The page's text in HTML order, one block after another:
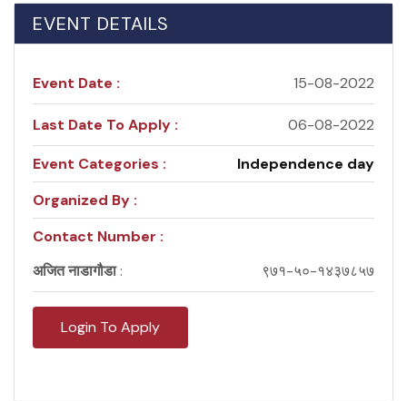
EVENT DETAILS
Event Date : 15-08-2022
Last Date To Apply : 06-08-2022
Event Categories :
Independence day
Organized By :
Contact Number :
अजित नाडागौडा: ९७१-५०-१४३७८५७
Login To Apply